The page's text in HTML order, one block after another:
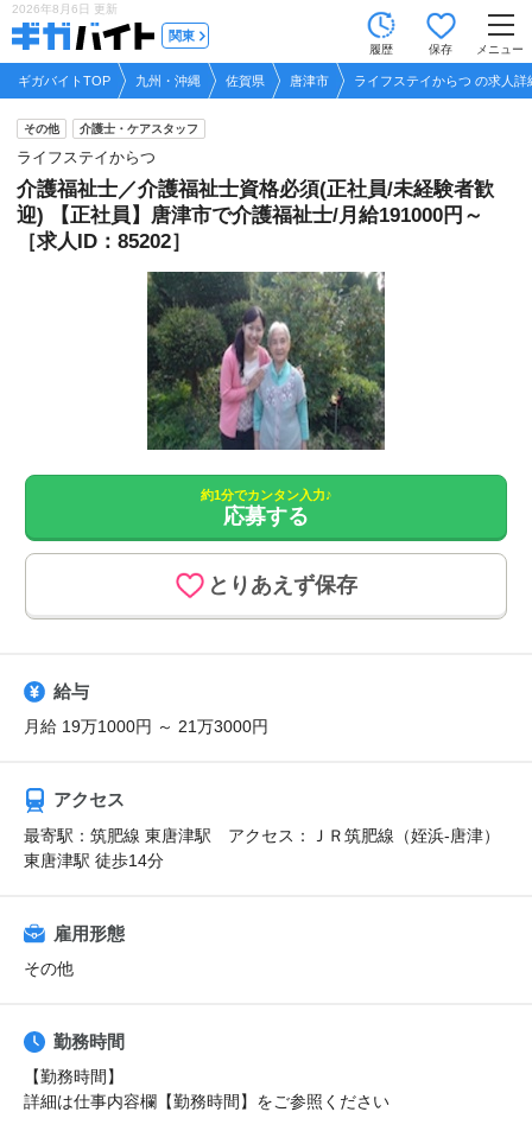
2026年8月6日 更新
関東
履歴 保存 メニュー
ギガバイトTOP 九州・沖縄 佐賀県 唐津市 ライフステイからつ の求人詳
その他 介護士・ケアスタッフ
ライフステイからつ
介護福祉士／介護福祉士資格必須(正社員/未経験者歓
迎) 【正社員】唐津市で介護福祉士/月給191000円～
［求人ID：85202］
約1分でカンタン入力♪
応募する
とりあえず保存
給与
月給 19万1000円 ～ 21万3000円
アクセス
最寄駅：筑肥線 東唐津駅 アクセス：ＪＲ筑肥線（姪浜-唐津）
東唐津駅 徒歩14分
雇用形態
その他
勤務時間
【勤務時間】
詳細は仕事内容欄【勤務時間】をご参照ください